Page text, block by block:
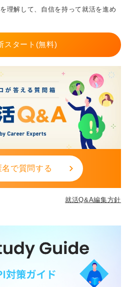
やトイレといった設備が十分に整
けて黙々と物作りに取り組むこと
と、工場では技術を高めるか、マ
の2択になりがちなので、どちらが
考えて選ぶと良いでしょう。
理解して、自信を持って就活を進め
スタート(無料)
名で質問する
就活Q&A編集方針